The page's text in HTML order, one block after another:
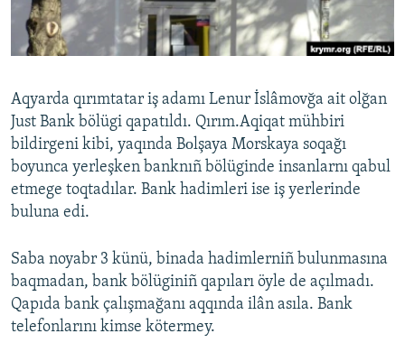
Русский
Українською
QOŞULIÑIZ!
RFE/RS bütün saytları
Aqyarda qırımtatar iş adamı Lenur İslâmovğa ait olğan
Just Bank bölügi qapatıldı. Qırım.Aqiqat mühbiri
bildirgeni kibi, yaqında Bоlşaya Morskaya soqağı
boyunca yerleşken banknıñ bölüginde insanlarnı qabul
etmege toqtadılar. Bank hadimleri ise iş yerlerinde
buluna edi.
Saba noyabr 3 künü, binada hadimlerniñ bulunmasına
baqmadan, bank bölüginiñ qapıları öyle de açılmadı.
Qapıda bank çalışmağanı aqqında ilân asıla. Bank
telefonlarını kimse kötermey.